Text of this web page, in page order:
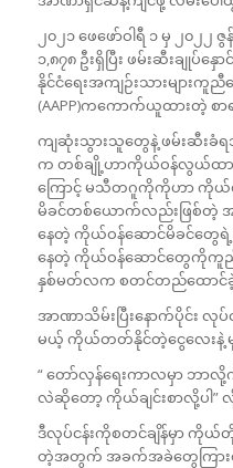
၂၀၂၁ ဖေဖော်ဝါရီ ၁ မှ ၂၀
၁,၈၇၈ ဦးရှိပြီး ဖမ်းဆီးချုပ်
နိုင်ငံရေးအကျဉ်းသားများကူ
(AAPP)ကကောက်ယူထားတဲ့ စာ
ကျဆုံးသွားသူတွေနဲ့ ဖမ်းဆီး
က တစ်ချို့ဟာကိုယ်ဝန်လွယ်ထားရ
ကြောင့် မသီတဂူကိုကိုဟာ ကိုယ်
မိခင်တစ်ယောက်လည်းဖြစ်တဲ့
နေတဲ့ ကိုယ်ဝန်ဆောင်မိခင်တွေရဲ့
နေတဲ့ ကိုယ်ဝန်ဆောင်တွေကိုကူညီဖို့
နှစ်မတ်လက စတင်တည်ထောင်
အာဏာသိမ်းပြီးနောက်ပိုင်း လု
မယ့် ကိုယ်တတ်နိုင်တဲ့ငွေလေးနဲ့
“ တော်လှန်ရေးကာလမှာ ဘ
လဲဆိုတော့ ကိုယ်ချင်းစာလို့ပ
ဒီလုပ်ငန်းကိုစတင်ချိန်မှာ ကိုယ်တို
တဲ့အတွက် အခက်အခဲတွေကြာ